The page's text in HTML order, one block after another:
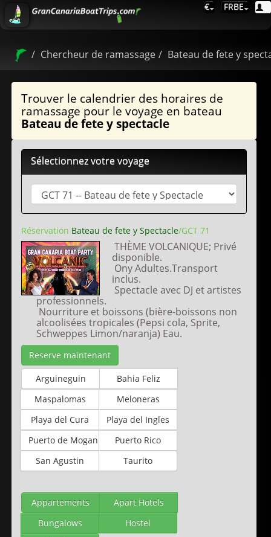
€ FRBE
Chercheur de ramassage Bateau de fete y
Trouver le calendrier des horaires de
ramassage pour le voyage en bateau
Bateau de fete y spectacle
Sélectionnez votre voyage
Réservation Bateau de fete y Spectacle/GCT 71
THÈME VOLCANIQUE; Privé
disponible.
Ony Adultes.Transport
inclus.
Spectacle avec DJ et artistes
professionnels.
Nourriture et boissons (bière-boissons non
alcoolisées tropicales (Pepsi cola, Sprite,
Schweppes Limon/naranja) Eau.
Reserve maintenant
Arguineguin
Bahia Feliz
Maspalomas
Meloneras
Playa del Cura
Playa del Ingles
Puerto de Mogan
Puerto Rico
San Agustin
Taurito
Appartements
Apart Hotels
Bungalows
Hostel